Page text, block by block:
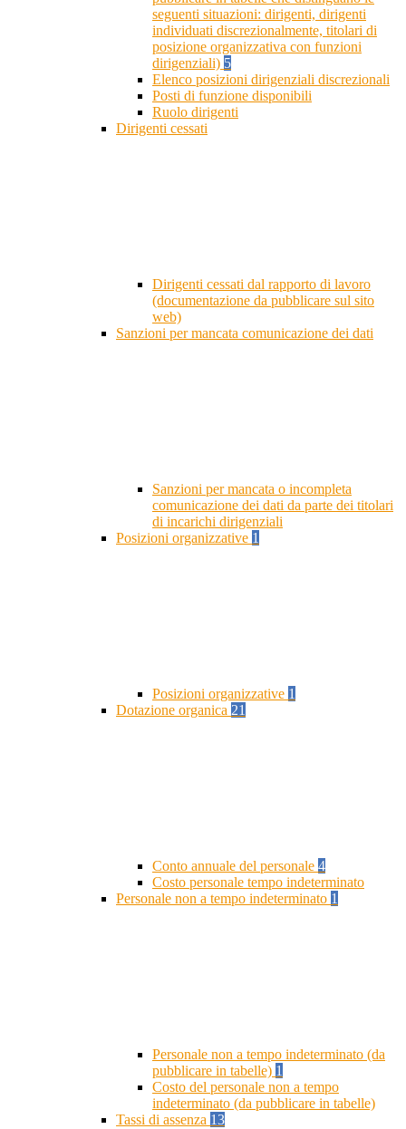
seguenti situazioni: dirigenti, dirigenti
individuati discrezionalmente, titolari di
posizione organizzativa con funzioni
dirigenziali) 5
Elenco posizioni dirigenziali discrezionali
Posti di funzione disponibili
Ruolo dirigenti
Dirigenti cessati
Dirigenti cessati dal rapporto di lavoro
(documentazione da pubblicare sul sito
web)
Sanzioni per mancata comunicazione dei dati
Sanzioni per mancata o incompleta
comunicazione dei dati da parte dei titolari
di incarichi dirigenziali
Posizioni organizzative 1
Posizioni organizzative 1
Dotazione organica 21
Conto annuale del personale 4
Costo personale tempo indeterminato
Personale non a tempo indeterminato 1
Personale non a tempo indeterminato (da
pubblicare in tabelle) 1
Costo del personale non a tempo
indeterminato (da pubblicare in tabelle)
Tassi di assenza 13